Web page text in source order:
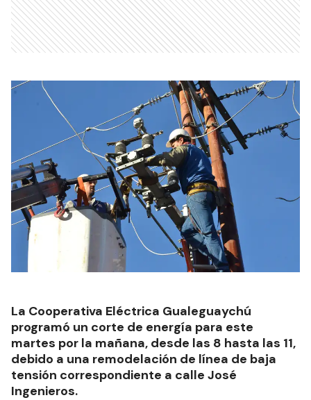
La Cooperativa Eléctrica Gualeguaychú
programó un corte de energía para este
martes por la mañana, desde las 8 hasta las 11,
debido a una remodelación de línea de baja
tensión correspondiente a calle José
Ingenieros.